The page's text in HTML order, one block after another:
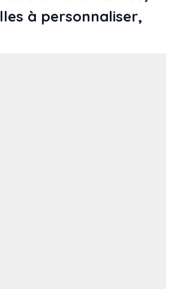
à personnaliser,